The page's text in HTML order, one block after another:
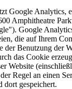
Google Analytics,
Amphitheatre
Google
die auf Ihrem
der Benutzung der
das Cookie
Website
Regel an einen
dort gespeichert.